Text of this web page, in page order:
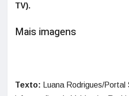
TV).
Mais imagens
Texto: Luana Rodrigues/Portal